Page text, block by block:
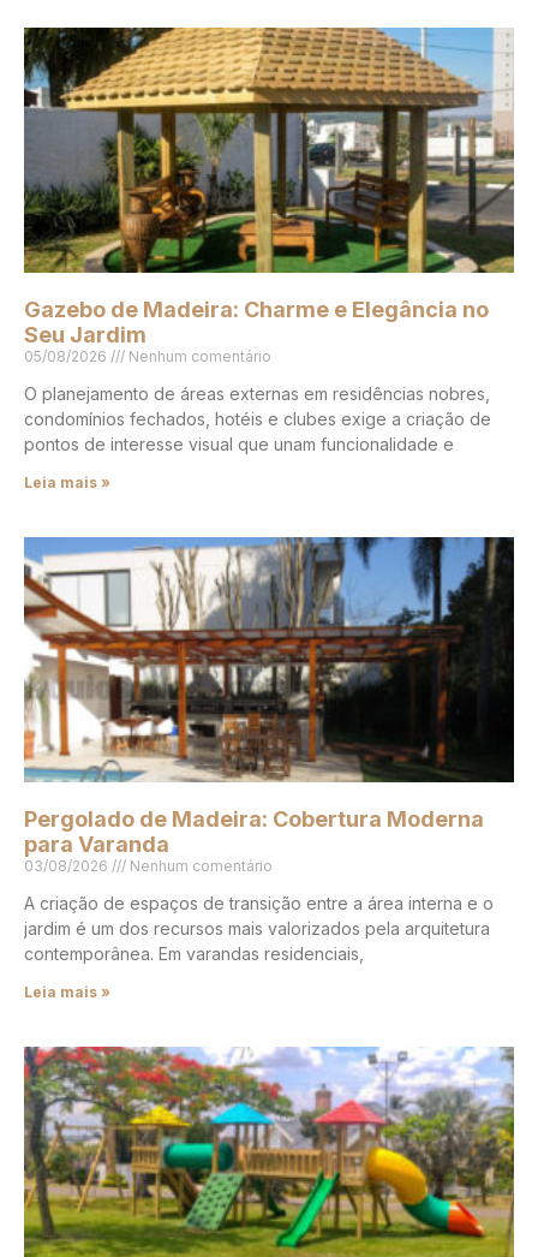
Gazebo de Madeira: Charme e Elegância no
Seu Jardim
05/08/2026 Nenhum comentário
O planejamento de áreas externas em residências nobres,
condomínios fechados, hotéis e clubes exige a criação de
pontos de interesse visual que unam funcionalidade e
Leia mais »
Pergolado de Madeira: Cobertura Moderna
para Varanda
03/08/2026 Nenhum comentário
A criação de espaços de transição entre a área interna e o
jardim é um dos recursos mais valorizados pela arquitetura
contemporânea. Em varandas residenciais,
Leia mais »